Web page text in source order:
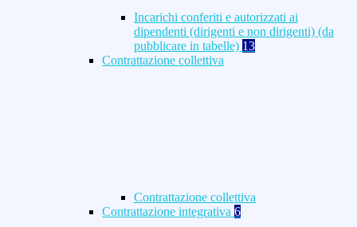
Incarichi conferiti e autorizzati ai
dipendenti (dirigenti e non dirigenti) (da
pubblicare in tabelle) 13
Contrattazione collettiva
Contrattazione collettiva
Contrattazione integrativa 6